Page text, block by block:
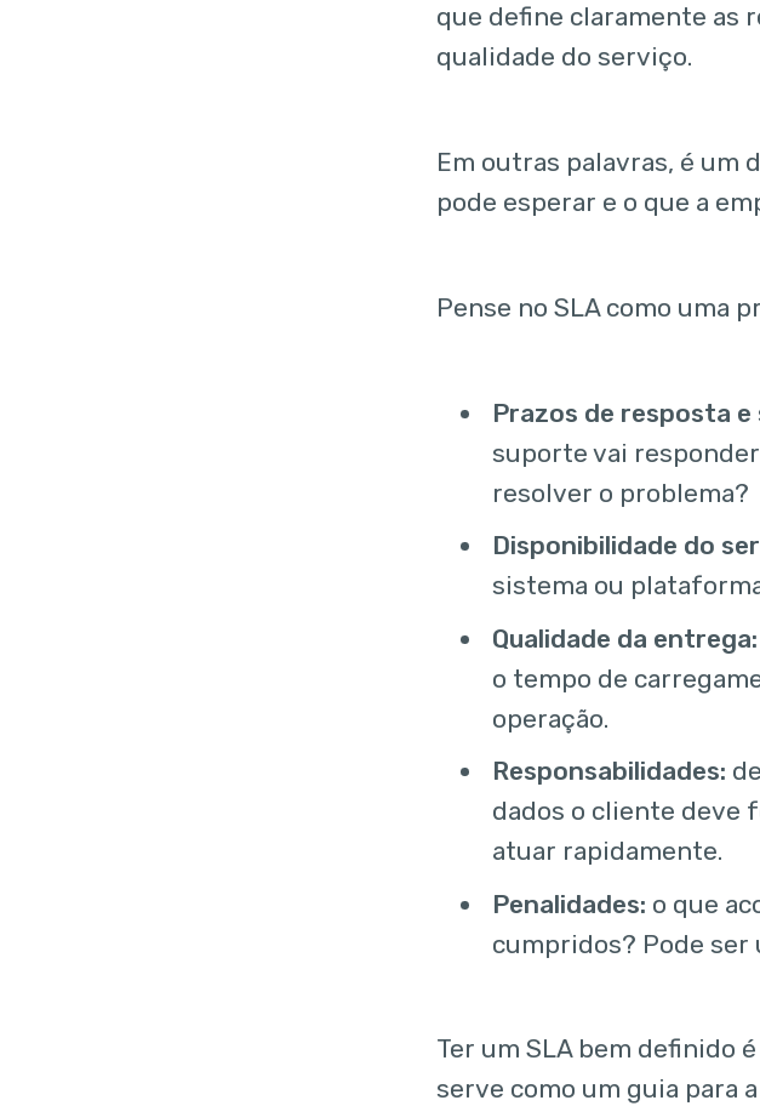
que define claramente as
qualidade do serviço.
Em outras palavras, é um
pode esperar e o que a
Pense no SLA como uma
Prazos de resposta e
suporte vai
resolver o problema?
Disponibilidade do
sistema ou
Qualidade da entrega:
o tempo de
operação.
Responsabilidades:
dados o cliente deve
atuar rapidamente.
Penalidades: o que
cumpridos? Pode
Ter um SLA bem definido
serve como um guia para